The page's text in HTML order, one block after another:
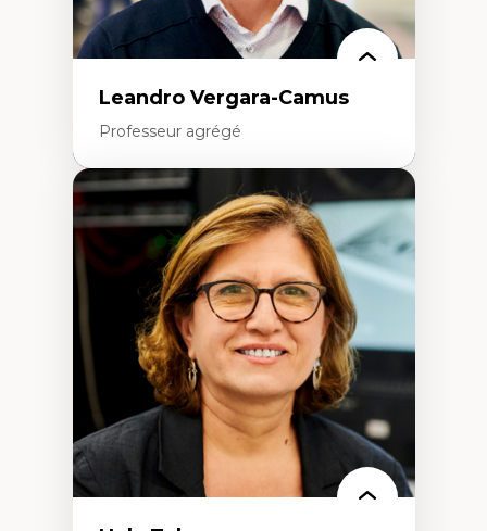
Leandro Vergara-Camus
Professeur agrégé
Expertises
Amérique latine
Théories du développement et
développement alternatif
Théories de l’État
Développement durable
Économie politique
Théories marxistes
Mouvements sociaux
Transition énergétique
Énergies renouvelables